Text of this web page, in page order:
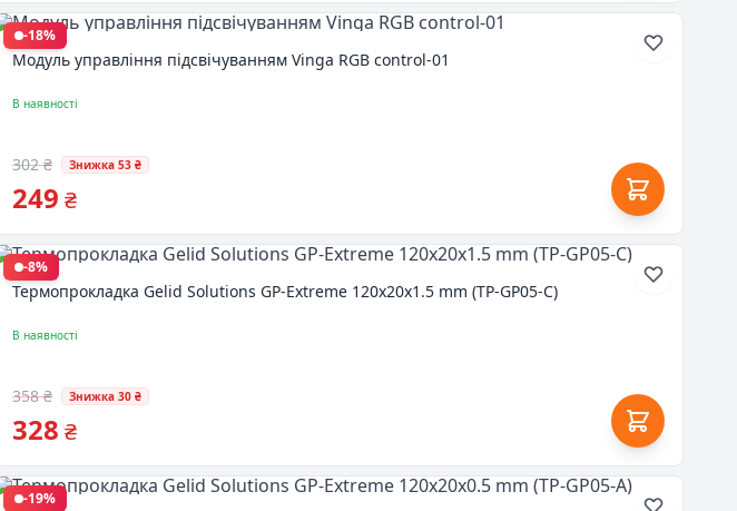
-18%
Модуль управління підсвічуванням Vinga RGB control-01
В наявності
302 ₴ Знижка 53 ₴
249 ₴
-8%
Термопрокладка Gelid Solutions GP-Extreme 120x20x1.5 mm (TP-GP05-C)
В наявності
358 ₴ Знижка 30 ₴
328 ₴
-19%